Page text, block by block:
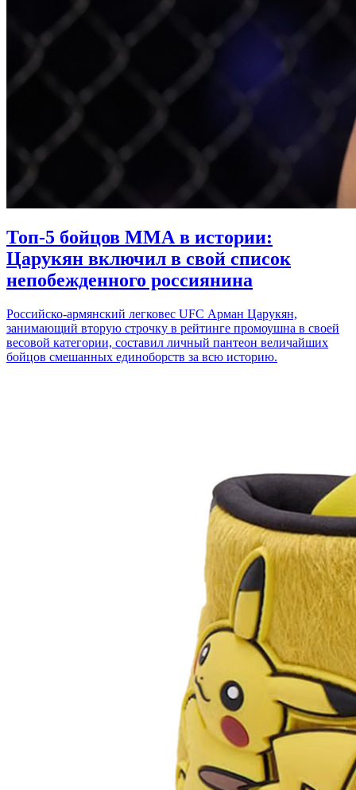
Топ-5 бойцов ММА в истории:
Царукян включил в свой список
непобежденного россиянина
Российско-армянский легковес UFC Арман Царукян,
занимающий вторую строчку в рейтинге промоушна в своей
весовой категории, составил личный пантеон величайших
бойцов смешанных единоборств за всю историю.